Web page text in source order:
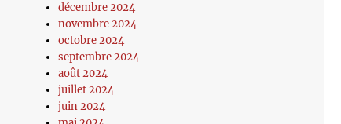
décembre 2024
novembre 2024
octobre 2024
septembre 2024
août 2024
juillet 2024
juin 2024